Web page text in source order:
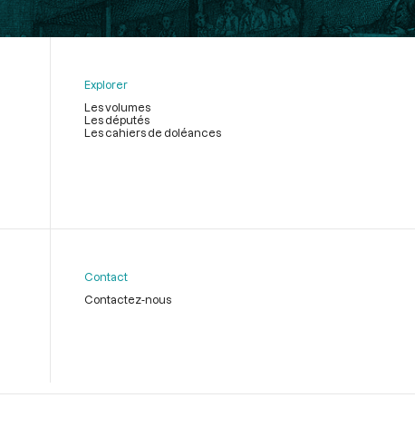
Explorer
Les volumes
Les députés
Les cahiers de doléances
Contact
Contactez-nous